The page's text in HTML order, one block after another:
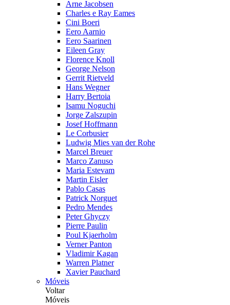
Arne Jacobsen
Charles e Ray Eames
Cini Boeri
Eero Aarnio
Eero Saarinen
Eileen Gray
Florence Knoll
George Nelson
Gerrit Rietveld
Hans Wegner
Harry Bertoia
Isamu Noguchi
Jorge Zalszupin
Josef Hoffmann
Le Corbusier
Ludwig Mies van der Rohe
Marcel Breuer
Marco Zanuso
Maria Estevam
Martin Eisler
Pablo Casas
Patrick Norguet
Pedro Mendes
Peter Ghyczy
Pierre Paulin
Poul Kjaerholm
Verner Panton
Vladimir Kagan
Warren Platner
Xavier Pauchard
Móveis
Voltar
Móveis